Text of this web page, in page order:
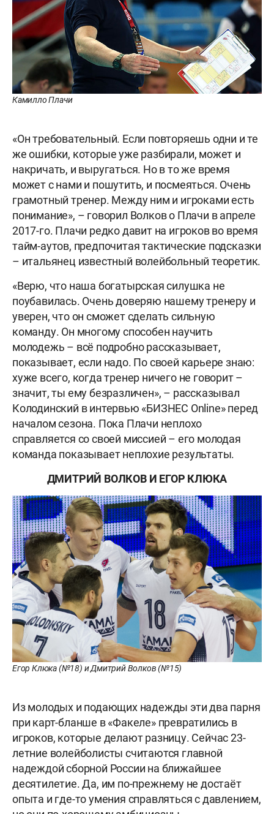
Камилло Плачи
«Он требовательный. Если повторяешь одни и те
же ошибки, которые уже разбирали, может и
накричать, и выругаться. Но в то же время
может с нами и пошутить, и посмеяться. Очень
грамотный тренер. Между ним и игроками есть
понимание», – говорил Волков о Плачи в апреле
2017-го. Плачи редко давит на игроков во время
тайм-аутов, предпочитая тактические подсказки
– итальянец известный волейбольный теоретик.
«Верю, что наша богатырская силушка не
поубавилась. Очень доверяю нашему тренеру и
уверен, что он сможет сделать сильную
команду. Он многому способен научить
молодежь – всё подробно рассказывает,
показывает, если надо. По своей карьере знаю:
хуже всего, когда тренер ничего не говорит –
значит, ты ему безразличен», – рассказывал
Колодинский в интервью «БИЗНЕС Online» перед
началом сезона. Пока Плачи неплохо
справляется со своей миссией – его молодая
команда показывает неплохие результаты.
ДМИТРИЙ ВОЛКОВ И ЕГОР КЛЮКА
Егор Клюка (№18) и Дмитрий Волков (№15)
Из молодых и подающих надежды эти два парня
при карт-бланше в «Факеле» превратились в
игроков, которые делают разницу. Сейчас 23-
летние волейболисты считаются главной
надеждой сборной России на ближайшее
десятилетие. Да, им по-прежнему не достаёт
опыта и где-то умения справляться с давлением,